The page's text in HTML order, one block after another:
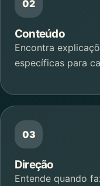
Conteúdo
Encontra
específicas para
Direção
Entende quando